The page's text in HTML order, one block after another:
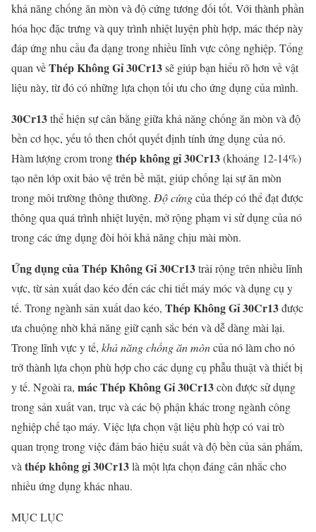
khả năng chống ăn mòn và độ cứng tương đối tốt. Với thành phần
hóa học đặc trưng và quy trình nhiệt luyện phù hợp, mác thép này
đáp ứng nhu cầu đa dạng trong nhiều lĩnh vực công nghiệp. Tổng
quan vềThép Không Gỉ 30Cr13sẽ giúp bạn hiểu rõ hơn về vật
liệu này, từ đó có những lựa chọn tối ưu cho ứng dụng của mình.
30Cr13thể hiện sự cân bằng giữa khả năng chống ăn mòn và độ
bền cơ học, yếu tố then chốt quyết định tính ứng dụng của nó.
Hàm lượng crom trongthép không gỉ 30Cr13(khoảng 12-14%)
tạo nên lớp oxit bảo vệ trên bề mặt, giúp chống lại sự ăn mòn
trong môi trường thông thường. Độ cứngcủa thép có thể đạt được
thông qua quá trình nhiệt luyện, mở rộng phạm vi sử dụng của nó
trong các ứng dụng đòi hỏi khả năng chịu mài mòn.
Ứng dụng của Thép Không Gỉ 30Cr13trải rộng trên nhiều lĩnh
vực, từ sản xuất dao kéo đến các chi tiết máy móc và dụng cụ y
tế. Trong ngành sản xuất dao kéo, Thép Không Gỉ 30Cr13được
ưa chuộng nhờ khả năng giữ cạnh sắc bén và dễ dàng mài lại.
Trong lĩnh vực y tế, khả năng chống ăn mòncủa nó làm cho nó
trở thành lựa chọn phù hợp cho các dụng cụ phẫu thuật và thiết bị
y tế. Ngoài ra, mác Thép Không Gỉ 30Cr13còn được sử dụng
trong sản xuất van, trục và các bộ phận khác trong ngành công
nghiệp chế tạo máy. Việc lựa chọn vật liệu phù hợp có vai trò
quan trọng trong việc đảm bảo hiệu suất và độ bền của sản phẩm,
và thép không gỉ 30Cr13là một lựa chọn đáng cân nhắc cho
nhiều ứng dụng khác nhau.
MỤC LỤC